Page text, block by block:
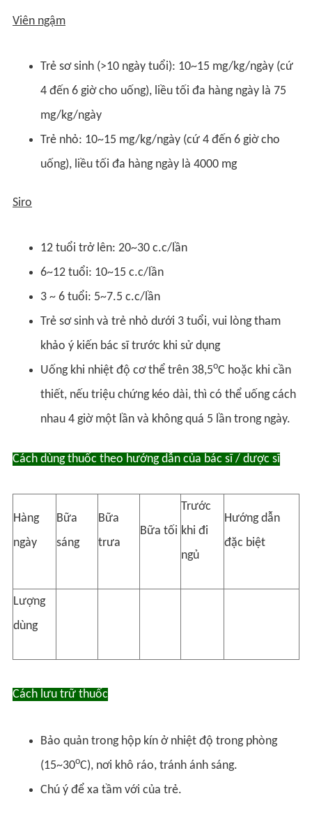
Viên ngậm
Trẻ sơ sinh (>10 ngày tuổi): 10~15 mg/kg/ngày (cứ
4 đến 6 giờ cho uống), liều tối đa hàng ngày là 75
mg/kg/ngày
Trẻ nhỏ: 10~15 mg/kg/ngày (cứ 4 đến 6 giờ cho
uống), liều tối đa hàng ngày là 4000 mg
Siro
12 tuổi trở lên: 20~30 c.c/lần
6~12 tuổi: 10~15 c.c/lần
3 ~ 6 tuổi: 5~7.5 c.c/lần
Trẻ sơ sinh và trẻ nhỏ dưới 3 tuổi, vui lòng tham
khảo ý kiến bác sĩ trước khi sử dụng
Uống khi nhiệt độ cơ thể trên 38,5oC hoặc khi cần
thiết, nếu triệu chứng kéo dài, thì có thể uống cách
nhau 4 giờ một lần và không quá 5 lần trong ngày.
Cách dùng thuốc theo hướng dẫn của bác sĩ / dược sĩ
Hàng
ngày
Bữa
sáng
Bữa
trưa
Bữa tối
Trước
khi đi
ngủ
Hướng dẫn
đặc biệt
Lượng
dùng
Cách lưu trữ thuốc
Bảo quản trong hộp kín ở nhiệt độ trong phòng
(15~30oC), nơi khô ráo, tránh ánh sáng.
Chú ý để xa tầm với của trẻ.